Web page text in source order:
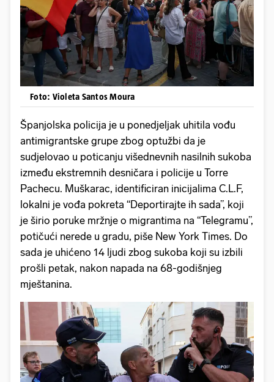
Foto: Violeta Santos Moura
Španjolska policija je u ponedjeljak uhitila vođu
antimigrantske grupe zbog optužbi da je
sudjelovao u poticanju višednevnih nasilnih sukoba
između ekstremnih desničara i policije u Torre
Pachecu. Muškarac, identificiran inicijalima C.L.F,
lokalni je vođa pokreta “Deportirajte ih sada”, koji
je širio poruke mržnje o migrantima na “Telegramu”,
potičući nerede u gradu, piše New York Times. Do
sada je uhićeno 14 ljudi zbog sukoba koji su izbili
prošli petak, nakon napada na 68-godišnjeg
mještanina.